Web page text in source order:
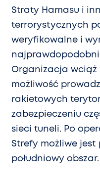
Straty Hamasu i
terrorystycznych
weryfikowalne i
Organizacja wciąż
możliwość
rakietowych
zabezpieczeniu
sieci tuneli. Po
Strefy możliwe jest
południowy obszar.